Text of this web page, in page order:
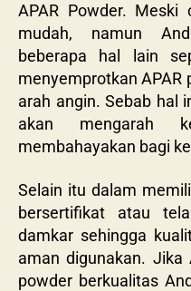
APAR Powder. Meski
mudah, namun
beberapa hal lain
menyemprotkan APAR
arah angin. Sebab hal
akan mengarah
membahayakan bagi
Selain itu dalam
bersertifikat atau
damkar sehingga
aman digunakan. Jika
powder berkualitas